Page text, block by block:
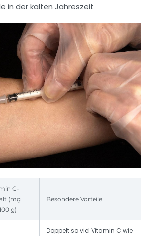
in der kalten Jahreszeit.
C-
(mg
g)
Besondere Vorteile
Doppelt so viel Vitamin C wie